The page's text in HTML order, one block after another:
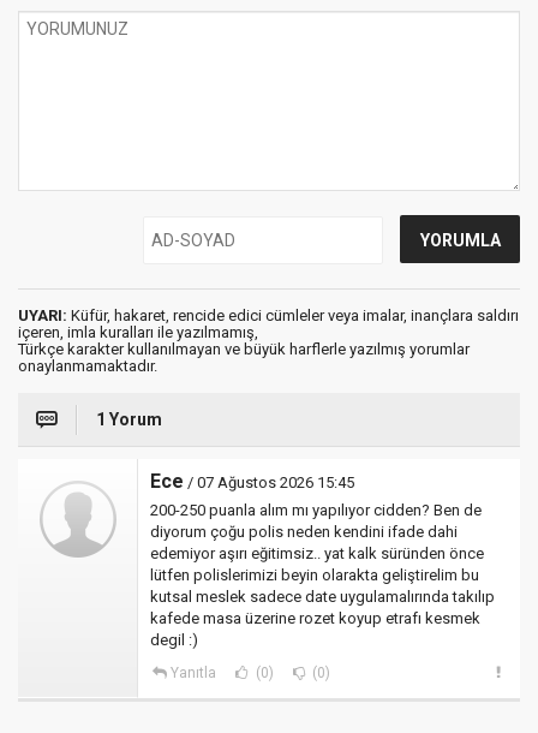
UYARI: Küfür, hakaret, rencide edici cümleler veya imalar, inançlara saldırı
içeren, imla kuralları ile yazılmamış,
Türkçe karakter kullanılmayan ve büyük harflerle yazılmış yorumlar
onaylanmamaktadır.
1 Yorum
Ece / 07 Ağustos 2026 15:45
200-250 puanla alım mı yapılıyor cidden? Ben de
diyorum çoğu polis neden kendini ifade dahi
edemiyor aşırı eğitimsiz.. yat kalk süründen önce
lütfen polislerimizi beyin olarakta geliştirelim bu
kutsal meslek sadece date uygulamalırında takılıp
kafede masa üzerine rozet koyup etrafı kesmek
degil :)
Yanıtla (0) (0)